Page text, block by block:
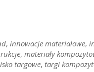
, innowacje materiałowe,
, materiały
targowe, targi